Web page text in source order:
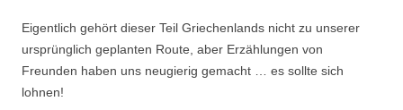
Eigentlich gehört dieser Teil Griechenlands nicht zu unserer
ursprünglich geplanten Route, aber Erzählungen von
Freunden haben uns neugierig gemacht … es sollte sich
lohnen!